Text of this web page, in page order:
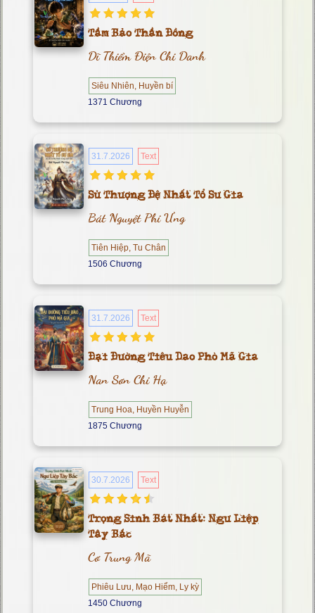
Tầm Bảo Thần Đồng
Dĩ Thiểm Điện Chi Danh
Siêu Nhiên, Huyền bí
1371 Chương
31.7.2026 Text
Sử Thượng Đệ Nhất Tổ Sư Gia
Bát Nguyệt Phi Ưng
Tiên Hiệp, Tu Chân
1506 Chương
31.7.2026 Text
Đại Đường Tiêu Dao Phò Mã Gia
Nan Sơn Chi Hạ
Trung Hoa, Huyền Huyễn
1875 Chương
30.7.2026 Text
Trọng Sinh Bát Nhất: Ngư Liệp
Tây Bắc
Cơ Trung Mã
Phiêu Lưu, Mạo Hiểm, Ly kỳ
1450 Chương